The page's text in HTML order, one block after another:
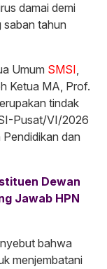
damai demi
saban tahun
Umum SMSI,
Ketua MA, Prof.
tindak
Pusat/VI/2026
dan
Dewan
Jawab HPN
bahwa
menjembatani